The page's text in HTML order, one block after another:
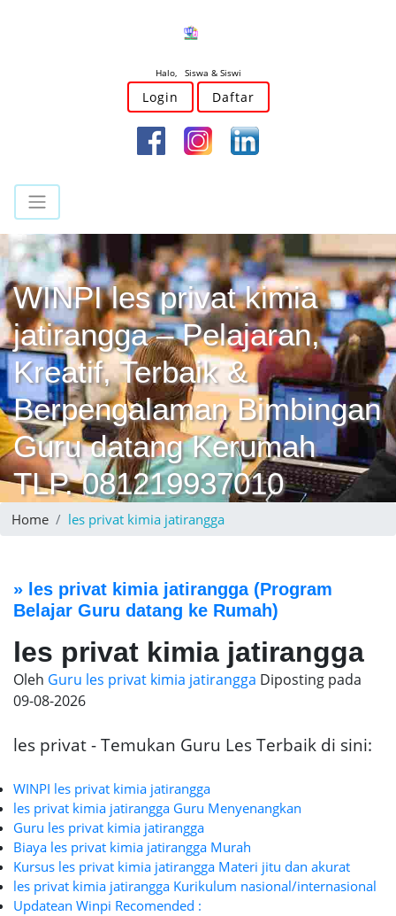
Halo, Siswa & Siswi
Login Daftar
WINPI les privat kimia
jatirangga – Pelajaran,
Kreatif, Terbaik &
Berpengalaman Bimbingan
Guru datang Kerumah
TLP. 081219937010
Home les privat kimia jatirangga
» les privat kimia jatirangga(Program
Belajar Guru datang ke Rumah)
les privat kimia jatirangga
Oleh Guru les privat kimia jatirangga Diposting pada
09-08-2026
les privat - Temukan Guru Les Terbaik di sini:
WINPI les privat kimia jatirangga
les privat kimia jatirangga Guru Menyenangkan
Guru les privat kimia jatirangga
Biaya les privat kimia jatirangga Murah
Kursus les privat kimia jatirangga Materi jitu dan akurat
les privat kimia jatirangga Kurikulum nasional/internasional
Updatean Winpi Recomended :